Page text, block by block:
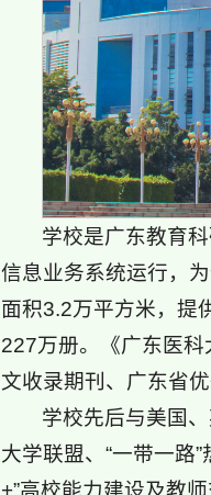
学校是广东教育
信息业务系统运行，
面积3.2万平方米，提
227万册。《广东医
文收录期刊、广东省
学校先后与美国
大学联盟、“一带一路
+”高校能力建设及教